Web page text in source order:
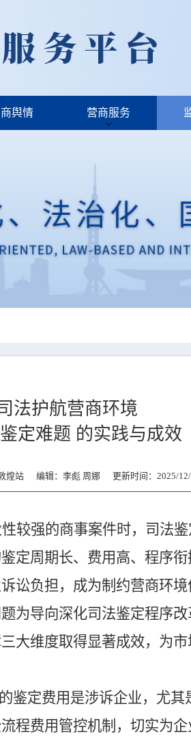
舆情 营商服务
法护航营商环境
定难题 的实践与成效
敦煌站 编辑：李彪 周娜 更新时间：2025/
较强的商事案件时，司法
定周期长、费用高、程序
讼负担，成为制约营商环
为导向深化司法鉴定程序
大维度取得显著成效，为
鉴定费用是涉诉企业，尤其
程费用管控机制，切实为企